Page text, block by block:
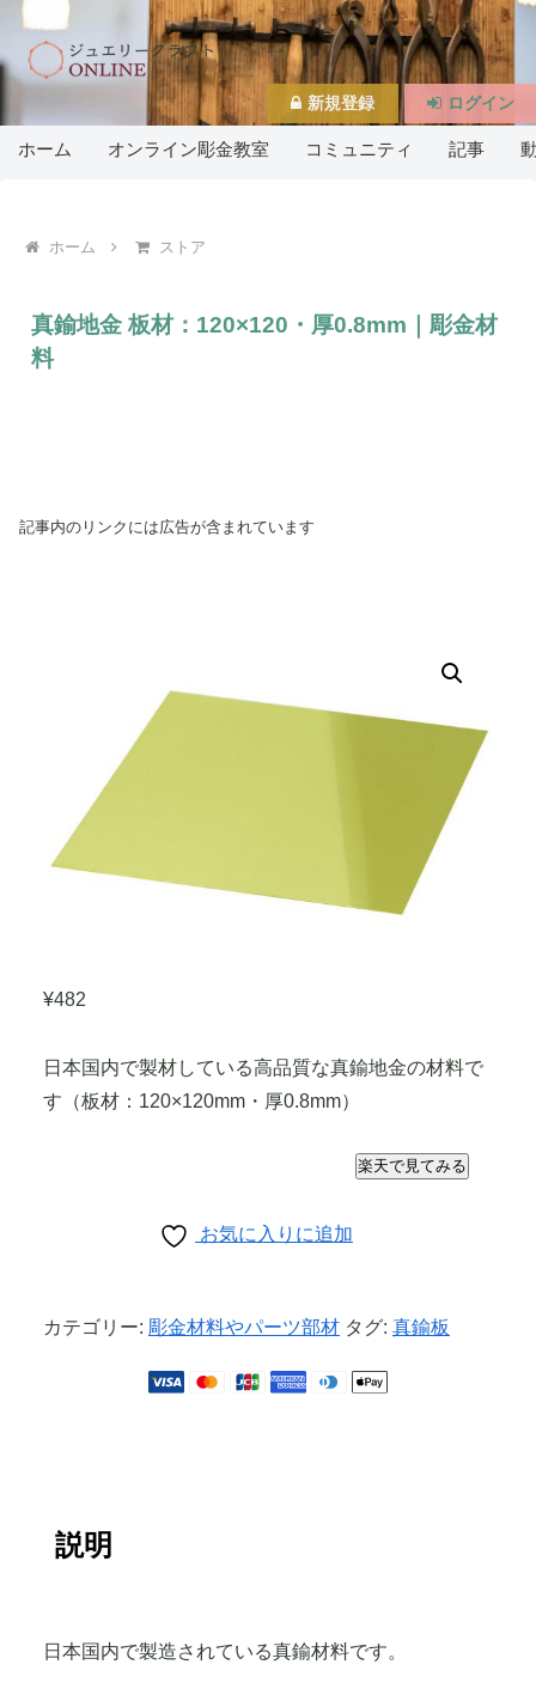
ホーム オンライン彫金教室 コミュニティ 記事
ホーム ストア
真鍮地金 板材：120×120・厚0.8mm｜彫金材
料
記事内のリンクには広告が含まれています
¥482
日本国内で製材している高品質な真鍮地金の材料で
す（板材：120×120mm・厚0.8mm）
楽天で見てみる
お気に入りに追加
カテゴリー: 彫金材料やパーツ部材 タグ: 真鍮板
説明
日本国内で製造されている真鍮材料です。
新規登録 ログイン